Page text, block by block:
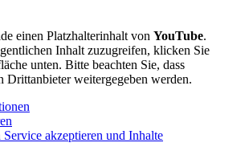
einen Platzhalterinhalt von YouTube.
Inhalt zuzugreifen, klicken Sie
unten. Bitte beachten Sie, dass
Drittanbieter weitergegeben werden.
akzeptieren und Inhalte